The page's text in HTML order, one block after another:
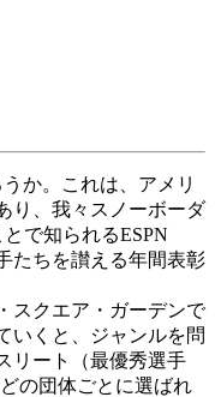
か。これは、アメリ
り、我々スノーボーダ
で知られるESPN
たちを讃える年間表彰
スクエア・ガーデンで
いくと、ジャンルを問
リート（最優秀選手
の団体ごとに選ばれ